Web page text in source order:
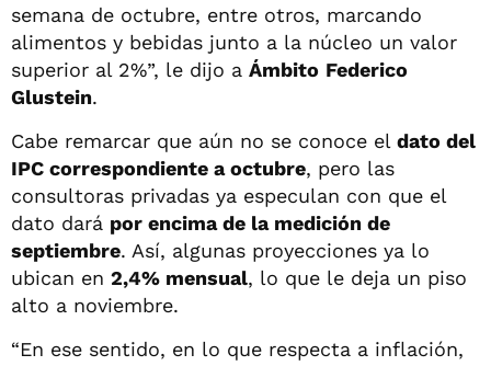
semana de octubre, entre otros, marcando
alimentos y bebidas junto a la núcleo un valor
superior al 2%”, le dijo a Ámbito Federico
Glustein.
Cabe remarcar que aún no se conoce el dato del
IPC correspondiente a octubre, pero las
consultoras privadas ya especulan con que el
dato dará por encima de la medición de
septiembre. Así, algunas proyecciones ya lo
ubican en 2,4% mensual, lo que le deja un piso
alto a noviembre.
“En ese sentido, en lo que respecta a inflación,